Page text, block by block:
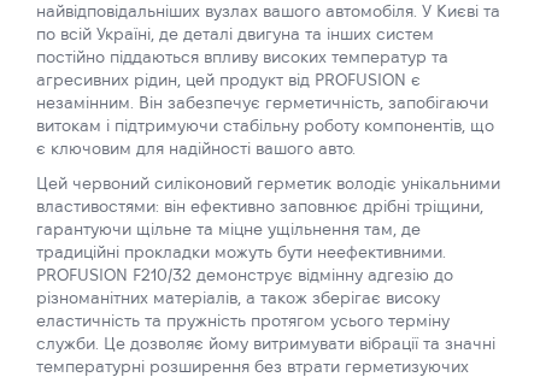
найвідповідальніших вузлах вашого автомобіля. У Києві та
по всій Україні, де деталі двигуна та інших систем
постійно піддаються впливу високих температур та
агресивних рідин, цей продукт від PROFUSION є
незамінним. Він забезпечує герметичність, запобігаючи
витокам і підтримуючи стабільну роботу компонентів, що
є ключовим для надійності вашого авто.
Цей червоний силіконовий герметик володіє унікальними
властивостями: він ефективно заповнює дрібні тріщини,
гарантуючи щільне та міцне ущільнення там, де
традиційні прокладки можуть бути неефективними.
PROFUSION F210/32 демонструє відмінну адгезію до
різноманітних матеріалів, а також зберігає високу
еластичність та пружність протягом усього терміну
служби. Це дозволяє йому витримувати вібрації та значні
температурні розширення без втрати герметизуючих